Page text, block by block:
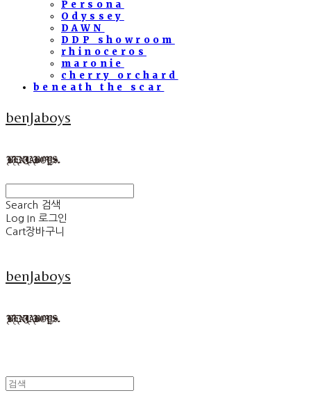
Persona
Odyssey
DAWN
DDP showroom
rhinoceros
maronie
cherry orchard
beneath the scar
benJaboys
Search 검색
Log In 로그인
Cart장바구니
benJaboys